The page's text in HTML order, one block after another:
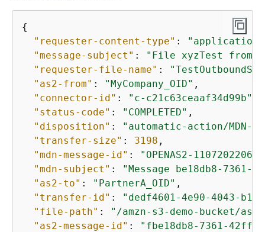
{
"requester-content-type" :
"message-subject" :
"File xyzTest from
"requester-file-name" :
"as2-from" : "MyCompany_OID" ,
"connector-id" : "c-c21c63ceaaf34d99b"
"status-code" : "COMPLETED" ,
"disposition" :
"automatic-action/MDN-
"transfer-size" : 3198 ,
"mdn-message-id" :
"OPENAS2-
"mdn-subject" :
"Message be18db8-7361-
"as2-to" : "PartnerA_OID" ,
"transfer-id" :
"dedf4601-4e90-4043-
"file-path" :
"/amzn-s3-demo-bucket/
"as2-message-id" :
"fbe18db8-7361-42ff-